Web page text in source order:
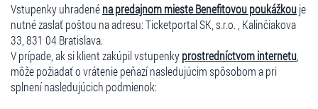
Vstupenky uhradenéna predajnom mieste Benefitovou poukážkouje
nutné zaslať poštou na adresu: Ticketportal SK, s.r.o. , Kalinčiakova
33, 831 04 Bratislava.
V prípade, ak si klient zakúpil vstupenkyprostredníctvom internetu
môže požiadať o vrátenie peňazí nasledujúcim spôsobom a pri
splnení nasledujúcich podmienok: